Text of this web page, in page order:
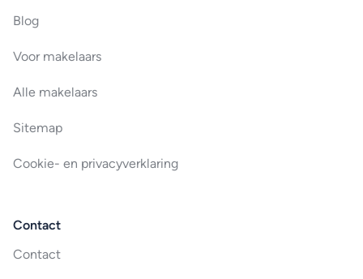
Blog
Voor makelaars
Alle makelaars
Sitemap
Cookie- en privacyverklaring
Contact
Contact